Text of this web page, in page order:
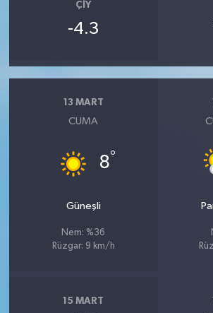
ÇIY
-4.3
13 MART
CUMA
8°
Güneşli
Nem: %36
Rüzgar: 9 km/h
15 MART